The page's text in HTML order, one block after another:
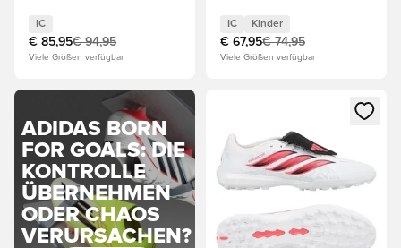
IC
€ 85,95€ 94,95
Viele Größen verfügbar
IC Kinder
€ 67,95€ 74,95
Viele Größen verfügbar
ADIDAS BORN
FOR GOALS: DIE
KONTROLLE
ÜBERNEHMEN
ODER CHAOS
VERURSACHEN?
Öffnet ein Fenster zum